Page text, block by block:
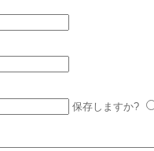
保存しますか?